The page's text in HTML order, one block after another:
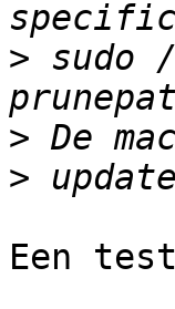
> sudo
>
>
Een